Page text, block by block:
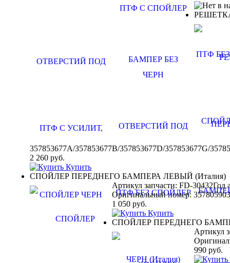
357853677A/357853677B/357853677D/357853677G/
2 260 руб.
Купить
СПОЙЛЕР ПЕРЕДНЕГО БАМПЕРА ЛЕВЫЙ (Италия)
Артикул запчасти: FD-30432Год
Оригинальный номер: 357805903
1 050 руб.
Купить
СПОЙЛЕР ПЕРЕДНЕГО
Артикул
990 руб.